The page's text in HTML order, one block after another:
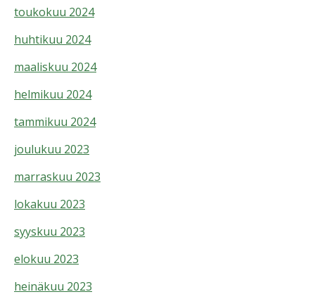
toukokuu 2024
huhtikuu 2024
maaliskuu 2024
helmikuu 2024
tammikuu 2024
joulukuu 2023
marraskuu 2023
lokakuu 2023
syyskuu 2023
elokuu 2023
heinäkuu 2023